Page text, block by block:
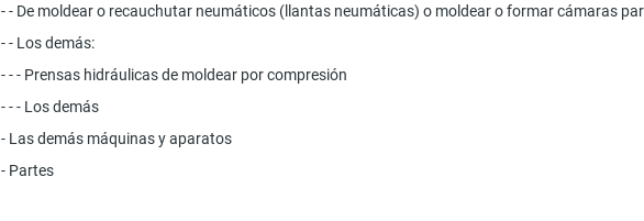
- - De moldear o recauchutar neumáticos (llantas neumáticas) o moldear o formar cámaras
- - Los demás:
- - - Prensas hidráulicas de moldear por compresión
- - - Los demás
- Las demás máquinas y aparatos
- Partes